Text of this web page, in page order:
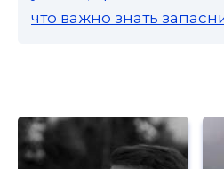
что важно знать